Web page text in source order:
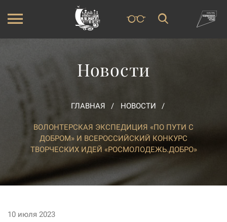
Новости
ГЛАВНАЯ НОВОСТИ
ВОЛОНТЕРСКАЯ ЭКСПЕДИЦИЯ «ПО ПУТИ С
ДОБРОМ» И ВСЕРОССИЙСКИЙ КОНКУРС
ТВОРЧЕСКИХ ИДЕЙ «РОСМОЛОДЕЖЬ.ДОБРО»
10 июля 2023